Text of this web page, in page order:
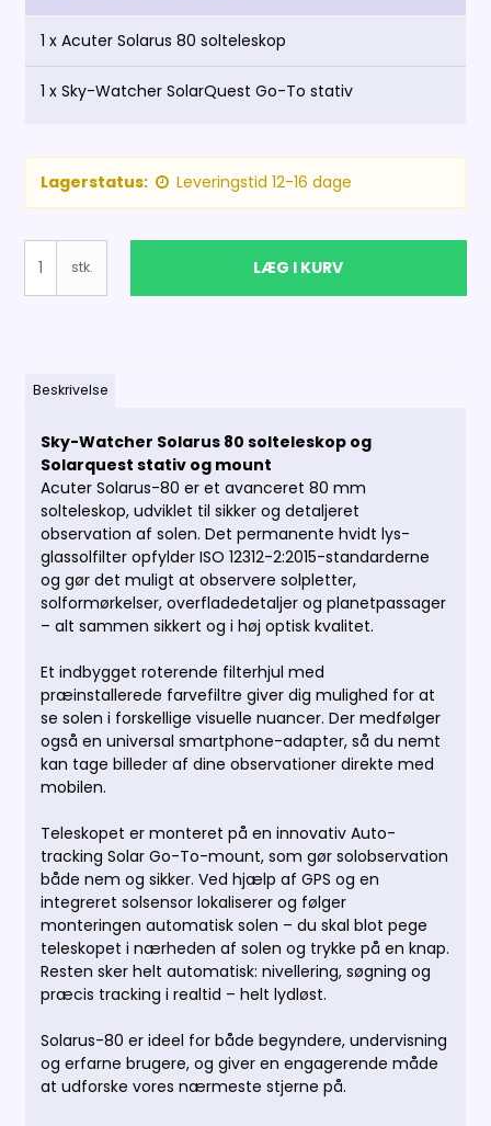
1 x Acuter Solarus 80 solteleskop
1 x Sky-Watcher SolarQuest Go-To stativ
Lagerstatus: Leveringstid 12-16 dage
stk. LÆG I KURV
Beskrivelse
Sky-Watcher Solarus 80 solteleskop og
Solarquest stativ og mount
Acuter Solarus-80 er et avanceret 80 mm
solteleskop, udviklet til sikker og detaljeret
observation af solen. Det permanente hvidt lys-
glassolfilter opfylder ISO 12312-2:2015-standarderne
og gør det muligt at observere solpletter,
solformørkelser, overfladedetaljer og planetpassager
– alt sammen sikkert og i høj optisk kvalitet.
Et indbygget roterende filterhjul med
præinstallerede farvefiltre giver dig mulighed for at
se solen i forskellige visuelle nuancer. Der medfølger
også en universal smartphone-adapter, så du nemt
kan tage billeder af dine observationer direkte med
mobilen.
Teleskopet er monteret på en innovativ Auto-
tracking Solar Go-To-mount, som gør solobservation
både nem og sikker. Ved hjælp af GPS og en
integreret solsensor lokaliserer og følger
monteringen automatisk solen – du skal blot pege
teleskopet i nærheden af solen og trykke på en knap.
Resten sker helt automatisk: nivellering, søgning og
præcis tracking i realtid – helt lydløst.
Solarus-80 er ideel for både begyndere, undervisning
og erfarne brugere, og giver en engagerende måde
at udforske vores nærmeste stjerne på.